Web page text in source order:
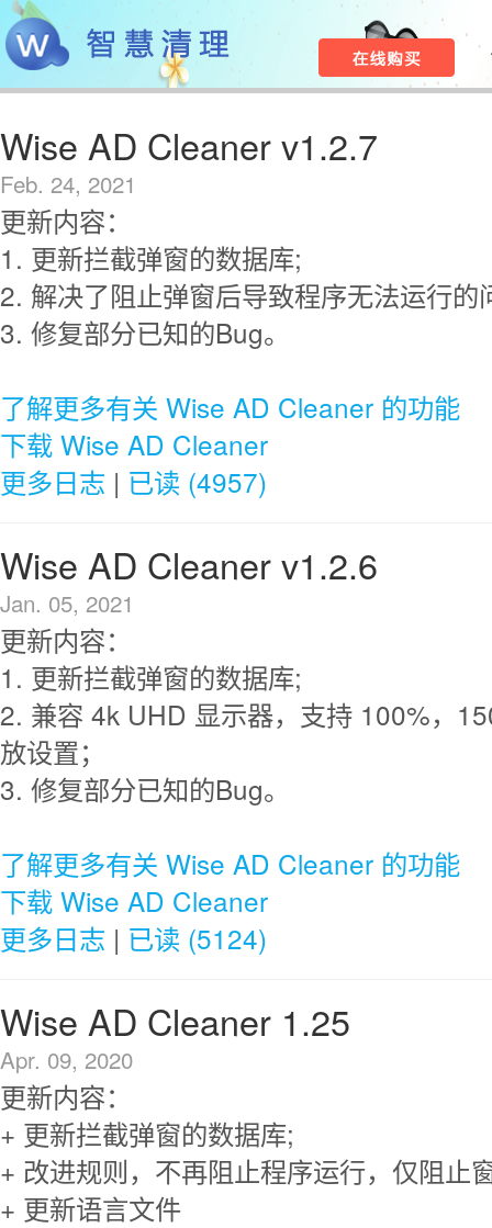
Wise AD Cleaner v1.2.7
Feb. 24, 2021
更新内容：
1. 更新拦截弹窗的数据库;
2. 解决了阻止弹窗后导致程序无法运行的
3. 修复部分已知的Bug。
了解更多有关 Wise AD Cleaner 的功能
下载 Wise AD Cleaner
更多日志 | 已读 (4957)
Wise AD Cleaner v1.2.6
Jan. 05, 2021
更新内容：
1. 更新拦截弹窗的数据库;
2. 兼容 4k UHD 显示器，支持 100%，
放设置；
3. 修复部分已知的Bug。
了解更多有关 Wise AD Cleaner 的功能
下载 Wise AD Cleaner
更多日志 | 已读 (5124)
Wise AD Cleaner 1.25
Apr. 09, 2020
更新内容：
+ 更新拦截弹窗的数据库;
+ 改进规则，不再阻止程序运行，仅阻止
+ 更新语言文件